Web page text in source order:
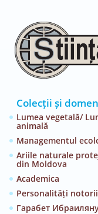
Colecții și
Lumea vegetală/
animală
Managementul
Ariile naturale
din Moldova
Academica
Personalități notorii
Гарабет